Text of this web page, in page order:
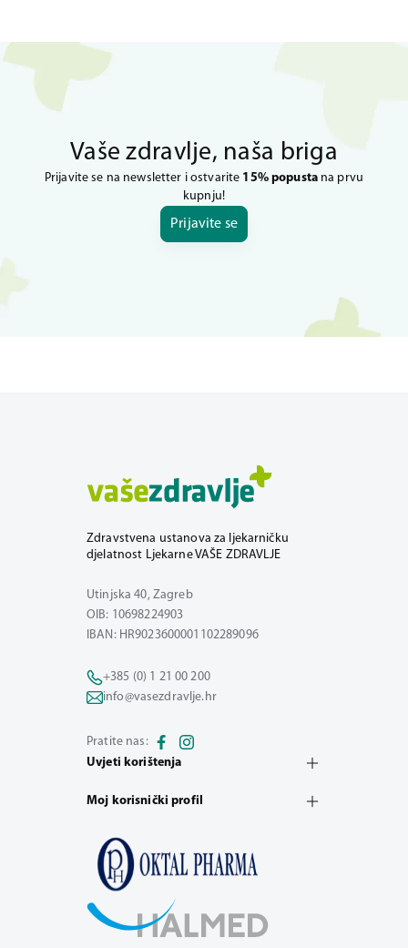
Vaše zdravlje, naša briga
Prijavite se na newsletter i ostvarite 15% popustana prvu
kupnju!
Prijavite se
Zdravstvena ustanova za ljekarničku
djelatnost Ljekarne VAŠE ZDRAVLJE
Utinjska 40, Zagreb
OIB: 10698224903
IBAN: HR9023600001102289096
+385 (0) 1 21 00 200
info@vasezdravlje.hr
Pratite nas:
Uvjeti korištenja
Moj korisnički profil